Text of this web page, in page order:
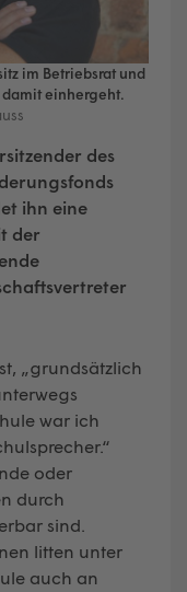
im Betriebsrat und
einhergeht.
des
ihn eine
der
„grundsätzlich
war ich
oder
durch
sind.
litten unter
auch an